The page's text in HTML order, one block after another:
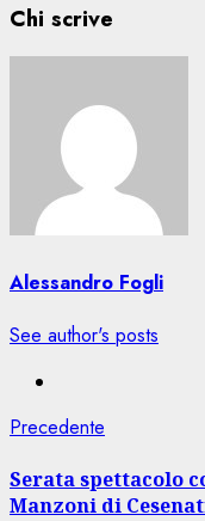
Chi scrive
Alessandro Fogli
See author's posts
Navigazione
articolo
Precedente
Serata spettacolo
Manzoni di